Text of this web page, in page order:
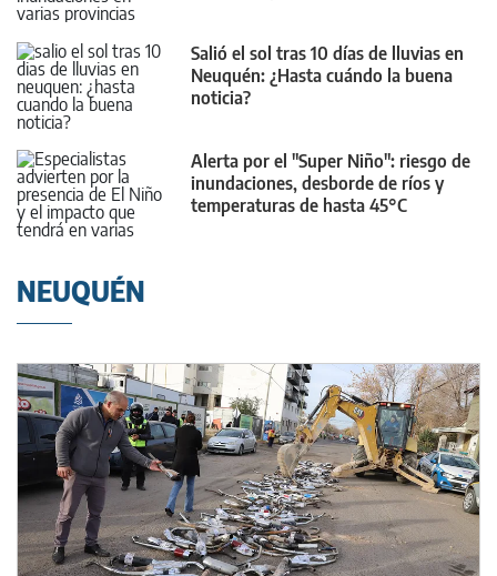
Salió el sol tras 10 días de lluvias en
Neuquén: ¿Hasta cuándo la buena
noticia?
Alerta por el "Super Niño": riesgo de
inundaciones, desborde de ríos y
temperaturas de hasta 45°C
NEUQUÉN